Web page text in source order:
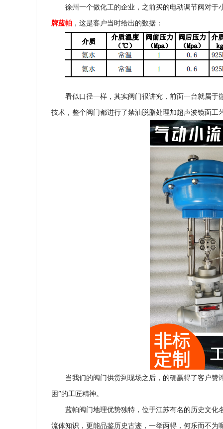
徐州一个做化工的企业，之前买的电动调节阀对于
牌蓝帕 ，这是客户当时给出的数据：
看似口径一样，其实阀门很讲究，前面一台就属
技术，整个阀门都进行了禁油脱脂处理加超声波镜面工
当我们的阀门供货到现场之后，的确赢得了客户赞
困”的工匠精神。
蓝帕阀门地理优势独特，位于江苏有名的历史文
流体知识，更能品鉴历史古迹，一举两得，何乐而不为